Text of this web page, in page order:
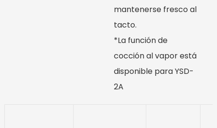
mantenerse fresco al
tacto.
*La función de
cocción al vapor está
disponible para YSD-
2A